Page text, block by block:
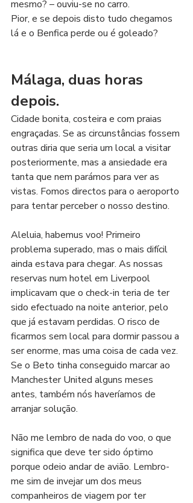
mesmo? – ouviu-se no carro.
Pior, e se depois disto tudo chegamos
lá e o Benfica perde ou é goleado?
Málaga, duas horas
depois.
Cidade bonita, costeira e com praias
engraçadas. Se as circunstâncias fossem
outras diria que seria um local a visitar
posteriormente, mas a ansiedade era
tanta que nem parámos para ver as
vistas. Fomos directos para o aeroporto
para tentar perceber o nosso destino.
Aleluia, habemus voo! Primeiro
problema superado, mas o mais difícil
ainda estava para chegar. As nossas
reservas num hotel em Liverpool
implicavam que o check-in teria de ter
sido efectuado na noite anterior, pelo
que já estavam perdidas. O risco de
ficarmos sem local para dormir passou a
ser enorme, mas uma coisa de cada vez.
Se o Beto tinha conseguido marcar ao
Manchester United alguns meses
antes, também nós haveríamos de
arranjar solução.
Não me lembro de nada do voo, o que
significa que deve ter sido óptimo
porque odeio andar de avião. Lembro-
me sim de invejar um dos meus
companheiros de viagem por ter